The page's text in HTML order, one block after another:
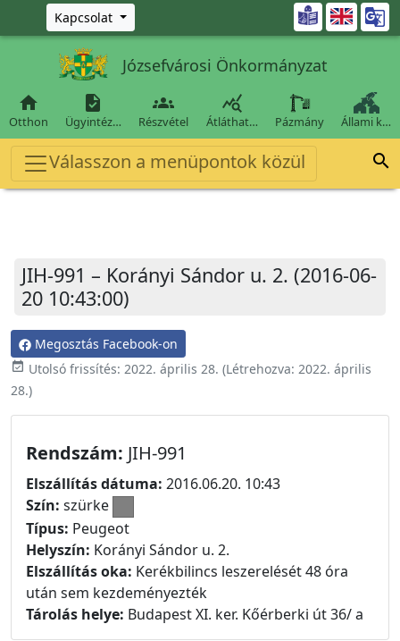
Ugrás a fő tartalomra
Kapcsolat 
Józsefvárosi Önkormányzat

Otthon

Ügyintéz…

Részvétel

Átláthat… Pázmány Állami k…
Válasszon a menüpontok közül 
JIH-991 – Korányi Sándor u. 2. (2016-06-
20 10:43:00)
Megosztás Facebook-on
event_available Utolsó frissítés: 2022. április 28. (Létrehozva: 2022. április
28.)
Rendszám: JIH-991
Elszállítás dátuma: 2016.06.20. 10:43
Szín: szürke
Típus: Peugeot
Helyszín: Korányi Sándor u. 2.
Elszállítás oka: Kerékbilincs leszerelését 48 óra
után sem kezdeményezték
Tárolás helye: Budapest XI. ker. Kőérberki út 36/ a